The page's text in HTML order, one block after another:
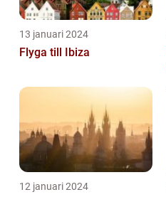
13 januari 2024
Flyga till Ibiza
12 januari 2024